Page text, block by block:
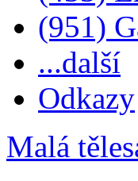
(951)
...další
Odkazy
Malá